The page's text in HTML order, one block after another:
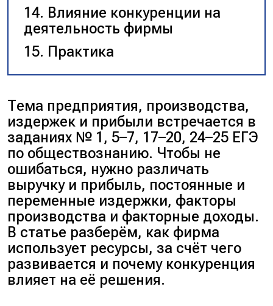
Влияние конкуренции на
деятельность фирмы
Практика
Тема предприятия, производства,
издержек и прибыли встречается в
заданиях № 1, 5–7, 17–20, 24–25 ЕГЭ
по обществознанию. Чтобы не
ошибаться, нужно различать
выручку и прибыль, постоянные и
переменные издержки, факторы
производства и факторные доходы.
В статье разберём, как фирма
использует ресурсы, за счёт чего
развивается и почему конкуренция
влияет на её решения.